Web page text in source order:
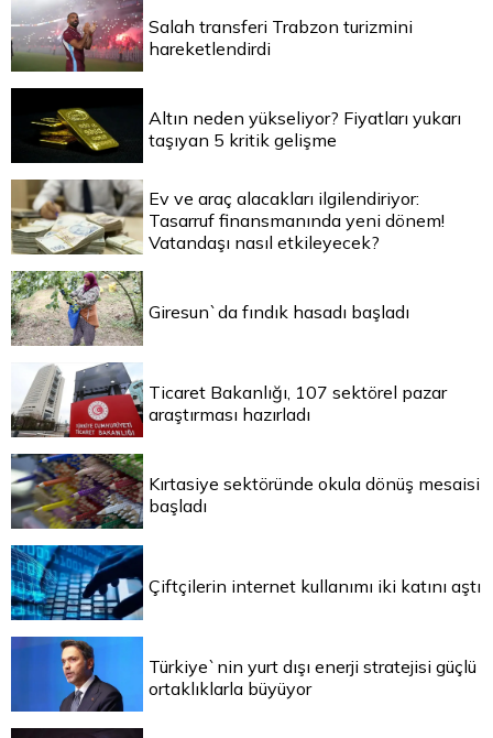
Salah transferi Trabzon turizmini
hareketlendirdi
Altın neden yükseliyor? Fiyatları yukarı
taşıyan 5 kritik gelişme
Ev ve araç alacakları ilgilendiriyor:
Tasarruf finansmanında yeni dönem!
Vatandaşı nasıl etkileyecek?
Giresun`da fındık hasadı başladı
Ticaret Bakanlığı, 107 sektörel pazar
araştırması hazırladı
Kırtasiye sektöründe okula dönüş mesaisi
başladı
Çiftçilerin internet kullanımı iki katını aştı
Türkiye`nin yurt dışı enerji stratejisi güçlü
ortaklıklarla büyüyor